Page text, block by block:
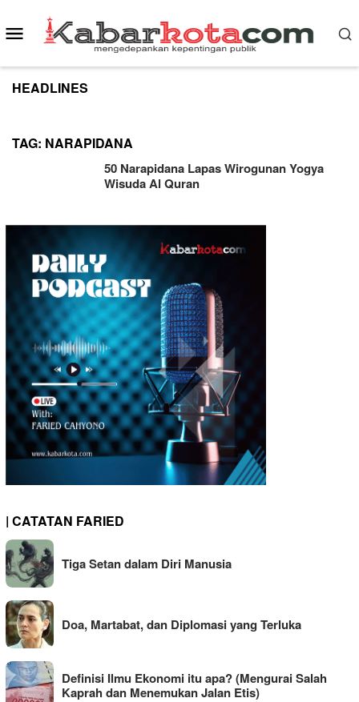
to
content
Mobile
Menu
HEADLINES
TAG: NARAPIDANA
50 Narapidana Lapas Wirogunan Yogya
Wisuda Al Quran
| CATATAN FARIED
Tiga Setan dalam Diri Manusia
Doa, Martabat, dan Diplomasi yang Terluka
Definisi Ilmu Ekonomi itu apa? (Mengurai Salah
Kaprah dan Menemukan Jalan Etis)